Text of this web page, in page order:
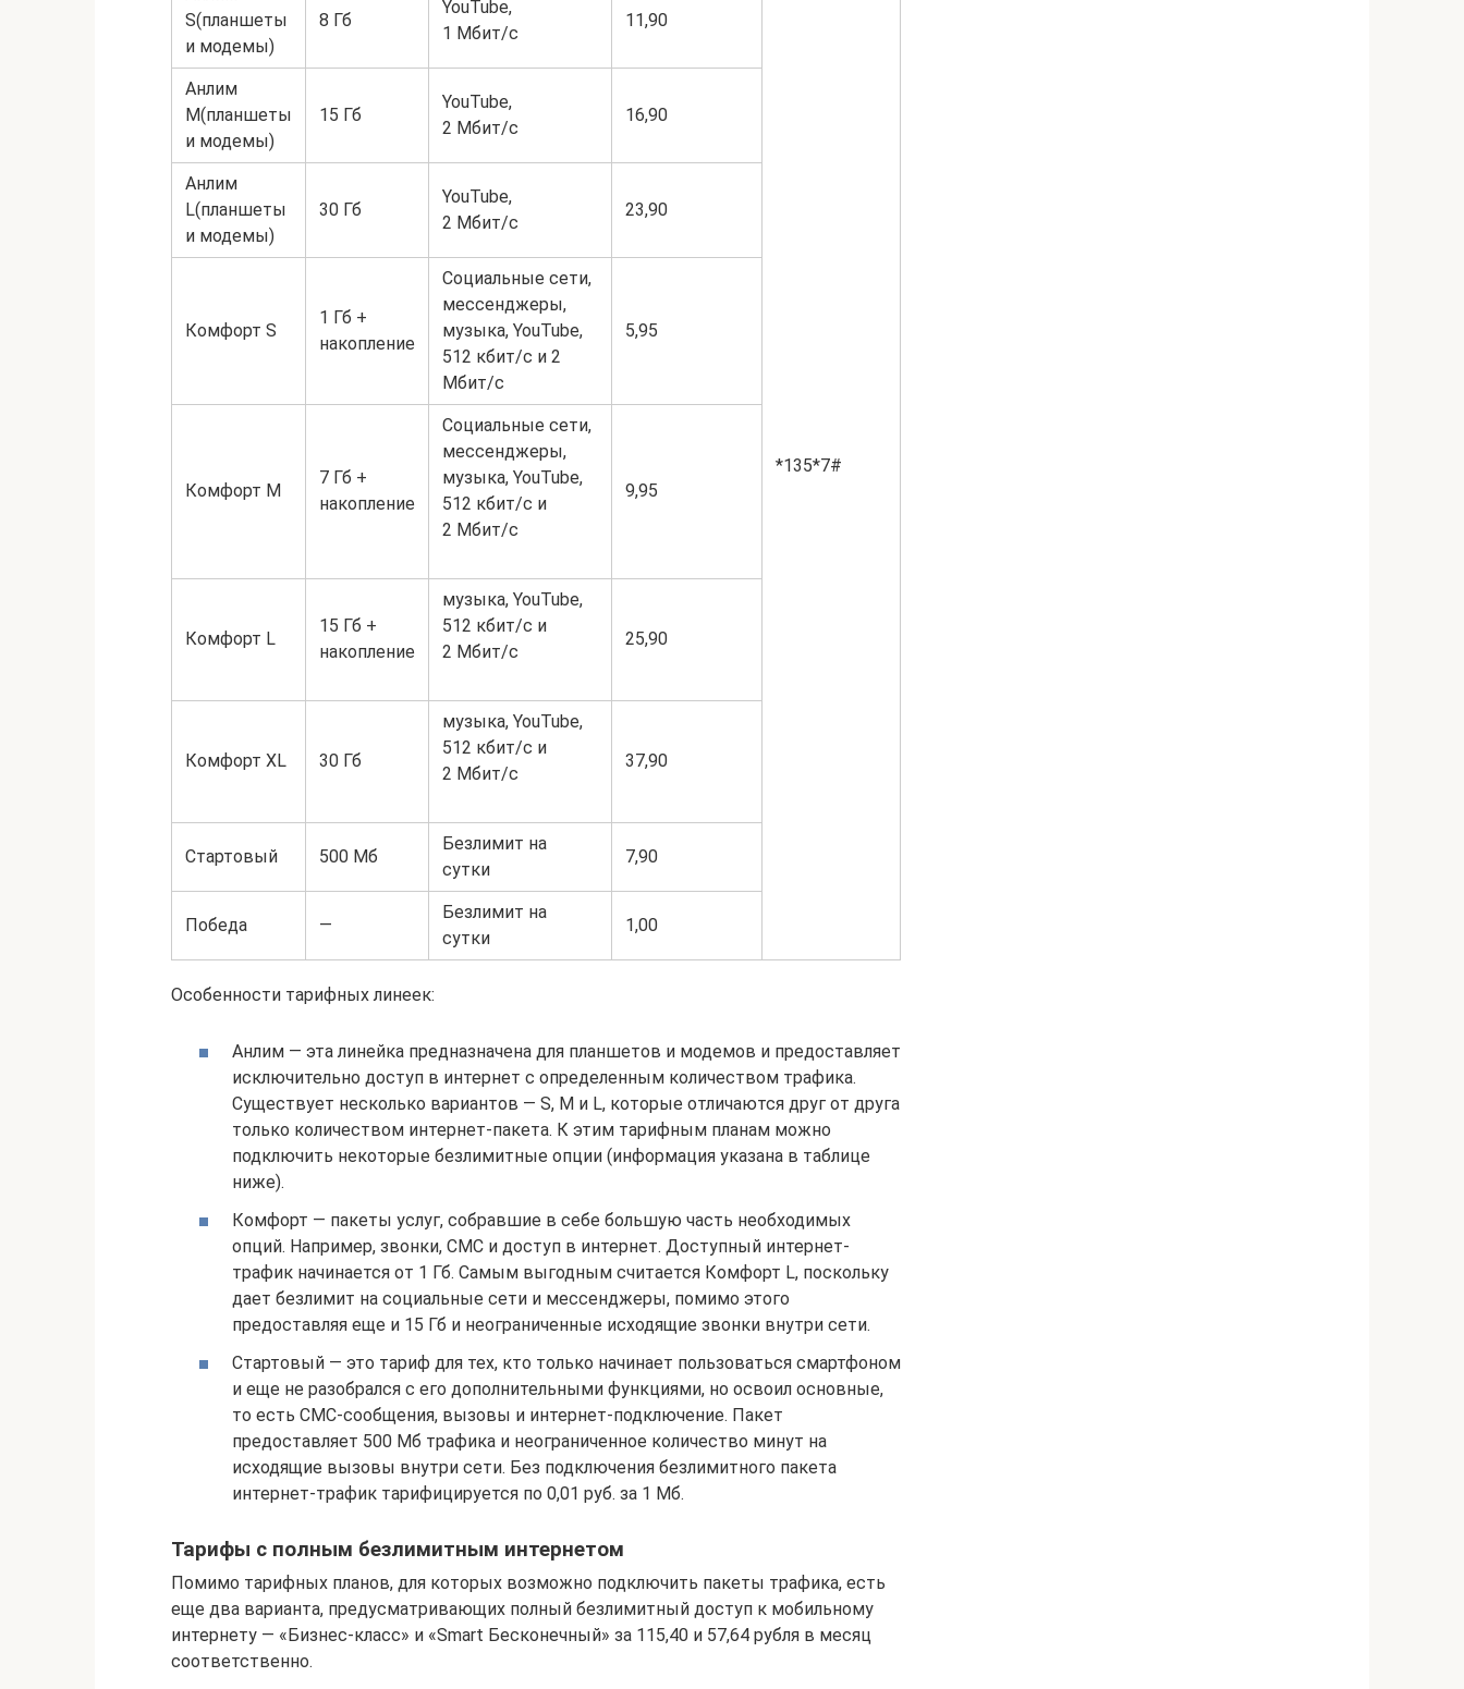
S(планшеты
и модемы)
8 Гб
YouTube,
1 Мбит/с
11,90
*135*7#
Анлим
M(планшеты
и модемы)
15 Гб
YouTube,
2 Мбит/с
16,90
Анлим
L(планшеты
и модемы)
30 Гб
YouTube,
2 Мбит/с
23,90
Комфорт S
1 Гб +
накопление
Социальные сети,
мессенджеры,
музыка, YouTube,
512 кбит/c и 2
Мбит/с
5,95
Комфорт M
7 Гб +
накопление
Социальные сети,
мессенджеры,
музыка, YouTube,
512 кбит/c и
2 Мбит/с
9,95
Комфорт L
15 Гб +
накопление
музыка, YouTube,
512 кбит/c и
2 Мбит/с
25,90
Комфорт XL 30 Гб
музыка, YouTube,
512 кбит/c и
2 Мбит/с
37,90
Стартовый 500 Мб
Безлимит на
сутки
7,90
Победа —
Безлимит на
сутки
1,00
Особенности тарифных линеек:
Анлим — эта линейка предназначена для планшетов и модемов и предоставляет
исключительно доступ в интернет с определенным количеством трафика.
Существует несколько вариантов — S, M и L, которые отличаются друг от друга
только количеством интернет-пакета. К этим тарифным планам можно
подключить некоторые безлимитные опции (информация указана в таблице
ниже).
Комфорт — пакеты услуг, собравшие в себе большую часть необходимых
опций. Например, звонки, СМС и доступ в интернет. Доступный интернет-
трафик начинается от 1 Гб. Самым выгодным считается Комфорт L, поскольку
дает безлимит на социальные сети и мессенджеры, помимо этого
предоставляя еще и 15 Гб и неограниченные исходящие звонки внутри сети.
Стартовый — это тариф для тех, кто только начинает пользоваться смартфоном
и еще не разобрался с его дополнительными функциями, но освоил основные,
то есть СМС-сообщения, вызовы и интернет-подключение. Пакет
предоставляет 500 Мб трафика и неограниченное количество минут на
исходящие вызовы внутри сети. Без подключения безлимитного пакета
интернет-трафик тарифицируется по 0,01 руб. за 1 Мб.
Тарифы с полным безлимитным интернетом
Помимо тарифных планов, для которых возможно подключить пакеты трафика, есть
еще два варианта, предусматривающих полный безлимитный доступ к мобильному
интернету — «Бизнес-класс» и «Smart Бесконечный» за 115,40 и 57,64 рубля в месяц
соответственно.